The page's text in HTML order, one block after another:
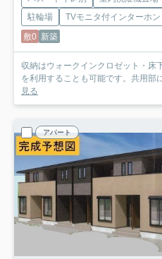
駐輪場
TVモニタ付インターホン
敷0 新築
収納はウォークインクロゼット・床
を利用することも可能です。共用部
見る
アパート